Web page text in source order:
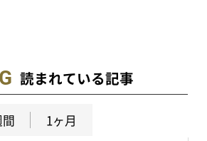
読まれている記事
間 1ヶ月